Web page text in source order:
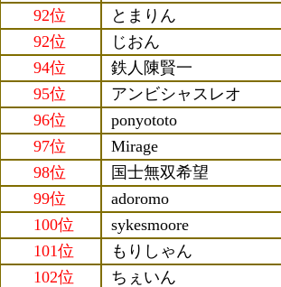
92位
とまりん
92位
じおん
94位
鉄人陳賢一
95位
アンビシャスレオ
96位
ponyototo
97位
Mirage
98位
国士無双希望
99位
adoromo
100位
sykesmoore
101位
もりしゃん
102位
ちぇいん